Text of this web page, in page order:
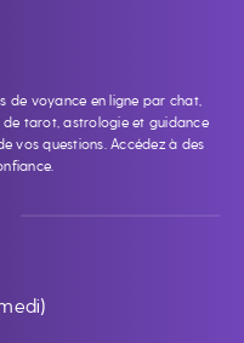
de voyance en ligne par chat,
de tarot, astrologie et guidance
vos questions. Accédez à des